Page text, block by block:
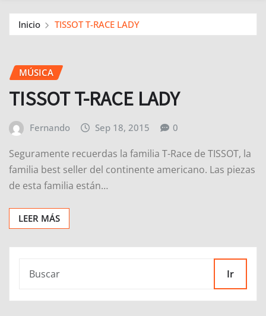
Inicio TISSOT T-RACE LADY
MÚSICA
TISSOT T-RACE LADY
Fernando Sep 18, 2015 0
Seguramente recuerdas la familia T-Race de TISSOT, la
familia best seller del continente americano. Las piezas
de esta familia están…
LEER MÁS
Ir